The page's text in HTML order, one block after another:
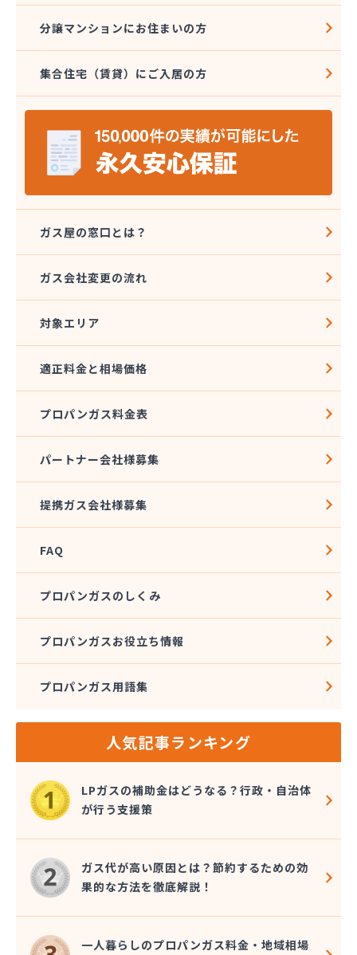
分譲マンションにお住まいの方
集合住宅（賃貸）にご入居の方
ガス屋の窓口とは？
ガス会社変更の流れ
対象エリア
適正料金と相場価格
プロパンガス料金表
パートナー会社様募集
提携ガス会社様募集
FAQ
プロパンガスのしくみ
プロパンガスお役立ち情報
プロパンガス用語集
人気記事ランキング
LPガスの補助金はどうなる？行政・自治体
が行う支援策
ガス代が高い原因とは？節約するための効
果的な方法を徹底解説！
一人暮らしのプロパンガス料金・地域相場